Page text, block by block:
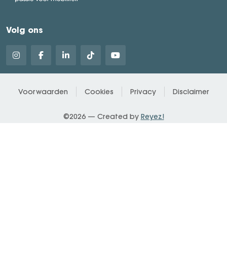
Volg ons
Voorwaarden Cookies Privacy Disclaimer
©2026 — Created by Reyez!